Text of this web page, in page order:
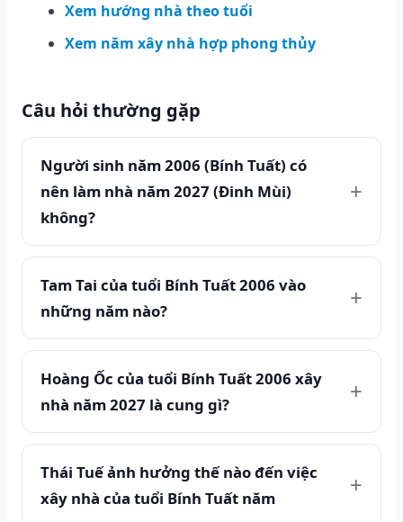
Xem hướng nhà theo tuổi
Xem năm xây nhà hợp phong thủy
Câu hỏi thường gặp
Người sinh năm 2006 (Bính Tuất) có
nên làm nhà năm 2027 (Đinh Mùi)
không?
Tam Tai của tuổi Bính Tuất 2006 vào
những năm nào?
Hoàng Ốc của tuổi Bính Tuất 2006 xây
nhà năm 2027 là cung gì?
Thái Tuế ảnh hưởng thế nào đến việc
xây nhà của tuổi Bính Tuất năm